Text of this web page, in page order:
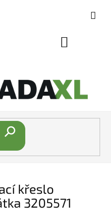
Hledat
křeslo
3205571